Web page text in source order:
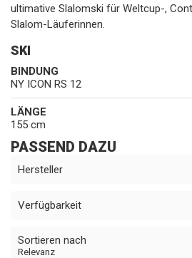
ultimative Slalomski für Weltcup-,
Slalom-Läuferinnen.
SKI
BINDUNG
NY ICON RS 12
LÄNGE
155 cm
PASSEND DAZU
Hersteller
Verfügbarkeit
Sortieren nach
Relevanz